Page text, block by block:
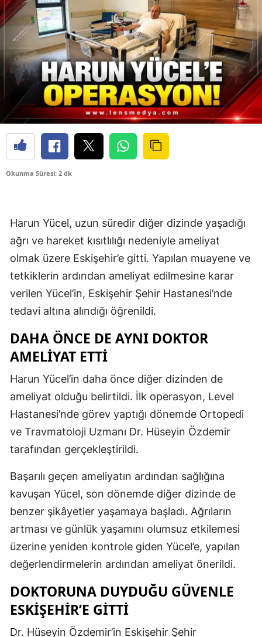
Okunma Süresi: 2 dk
Harun Yücel, uzun süredir diğer dizinde yaşadığı
ağrı ve hareket kısıtlılığı nedeniyle ameliyat
olmak üzere Eskişehir’e gitti. Yapılan muayene ve
tetkiklerin ardından ameliyat edilmesine karar
verilen Yücel’in, Eskişehir Şehir Hastanesi’nde
tedavi altına alındığı öğrenildi.
DAHA ÖNCE DE AYNI DOKTOR
AMELİYAT ETTİ
Harun Yücel’in daha önce diğer dizinden de
ameliyat olduğu belirtildi. İlk operasyon, Level
Hastanesi’nde görev yaptığı dönemde Ortopedi
ve Travmatoloji Uzmanı Dr. Hüseyin Özdemir
tarafından gerçekleştirildi.
Başarılı geçen ameliyatın ardından sağlığına
kavuşan Yücel, son dönemde diğer dizinde de
benzer şikâyetler yaşamaya başladı. Ağrıların
artması ve günlük yaşamını olumsuz etkilemesi
üzerine yeniden kontrole giden Yücel’e, yapılan
değerlendirmelerin ardından ameliyat önerildi.
DOKTORUNA DUYDUĞU GÜVENLE
ESKİŞEHİR’E GİTTİ
Dr. Hüseyin Özdemir’in Eskişehir Şehir